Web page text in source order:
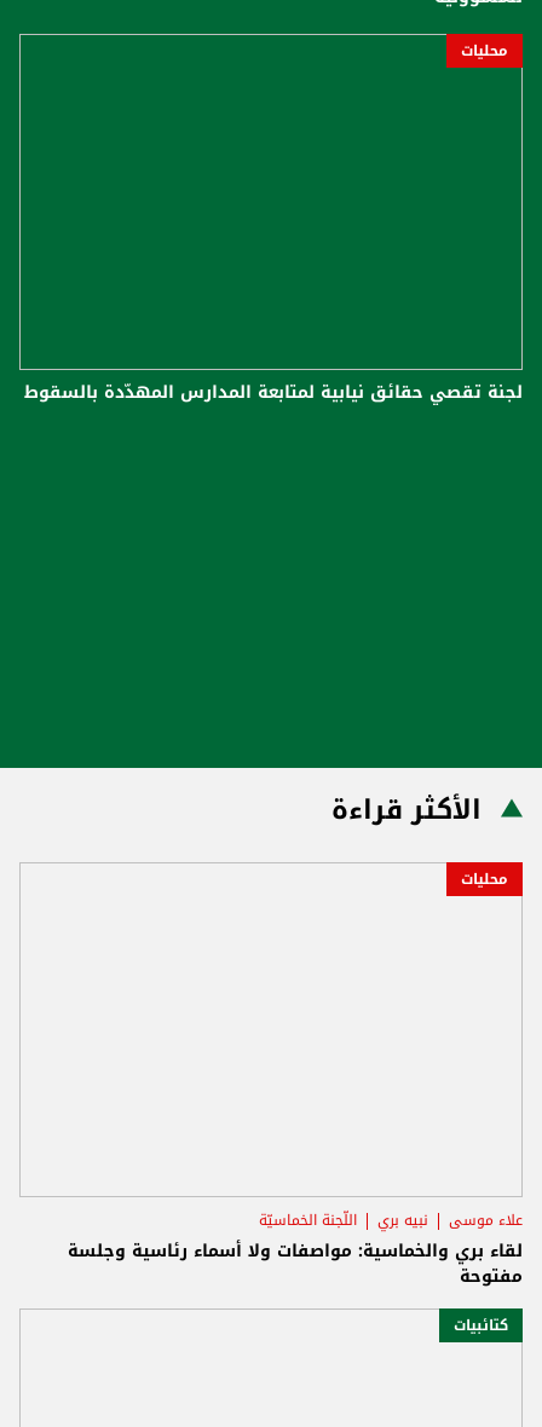
محليات
لجنة تقصي حقائق نيابية لمتابعة المدارس المهدّدة بالسقوط
الأكثر قراءة
محليات
علاء موسى نبيه بري اللّجنة الخماسيّة
لقاء بري والخماسية: مواصفات ولا أسماء رئاسية وجلسة
مفتوحة
كتائبيات